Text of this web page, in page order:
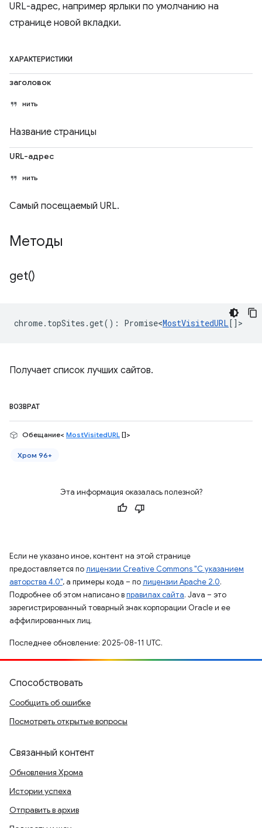
URL-адрес, например ярлыки по умолчанию на
странице новой вкладки.
ХАРАКТЕРИСТИКИ
заголовок
нить
Название страницы
URL-адрес
нить
Самый посещаемый URL.
Методы
get()
chrome. topSites .get() : Promise<MostVisitedURL[] >
Получает список лучших сайтов.
ВОЗВРАТ
Обещание< MostVisitedURL []>
Хром 96+
Эта информация оказалась полезной?
Если не указано иное, контент на этой странице
предоставляется полицензии Creative Commons "С указанием
авторства 4.0", а примеры кода – полицензии Apache 2.0.
Подробнее об этом написано вправилах сайта. Java – это
зарегистрированный товарный знак корпорации Oracle и ее
аффилированных лиц.
Последнее обновление: 2025-08-11 UTC.
Способствовать
Сообщить об ошибке
Посмотреть открытые вопросы
Связанный контент
Обновления Хрома
Истории успеха
Отправить в архив